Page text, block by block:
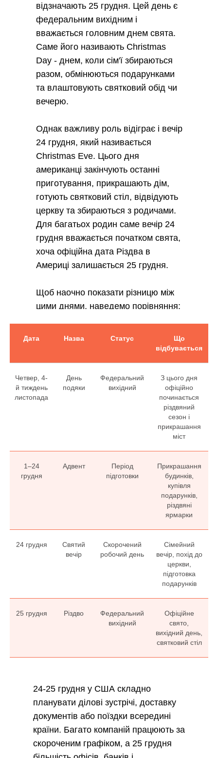
відзначають 25 грудня. Цей день є
федеральним вихідним і
вважається головним днем свята.
Саме його називають Christmas
Day - днем, коли сім'ї збираються
разом, обмінюються подарунками
та влаштовують святковий обід чи
вечерю.
Однак важливу роль відіграє і вечір
24 грудня, який називається
Christmas Eve. Цього дня
американці закінчують останні
приготування, прикрашають дім,
готують святковий стіл, відвідують
церкву та збираються з родичами.
Для багатьох родин саме вечір 24
грудня вважається початком свята,
хоча офіційна дата Різдва в
Америці залишається 25 грудня.
Щоб наочно показати різницю між
цими днями, наведемо порівняння:
Дата Назва Статус
Що
відбувається
Четвер, 4-
й тиждень
листопада
День
подяки
Федеральний
вихідний
З цього дня
офіційно
починається
різдвяний
сезон і
прикрашання
міст
1–24
грудня
Адвент
Період
підготовки
Прикрашання
будинків,
купівля
подарунків,
різдвяні
ярмарки
24 грудня
Святий
вечір
Скорочений
робочий день
Сімейний
вечір, похід до
церкви,
підготовка
подарунків
25 грудня Різдво
Федеральний
вихідний
Офіційне
свято,
вихідний день,
святковий стіл
24-25 грудня у США складно
планувати ділові зустрічі, доставку
документів або поїздки всередині
країни. Багато компаній працюють за
скороченим графіком, а 25 грудня